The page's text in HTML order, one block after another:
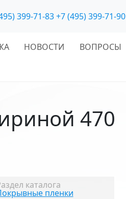
399-71-83+7 (495) 399-71-90
НОВОСТИ
ВОПРОСЫ
470
каталога
пленки